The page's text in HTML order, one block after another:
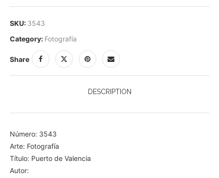
SKU: 3543
Category: Fotografía
Share
DESCRIPTION
Número: 3543
Arte: Fotografía
Título: Puerto de Valencia
Autor: